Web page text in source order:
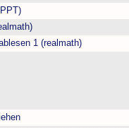
1 (realmath)